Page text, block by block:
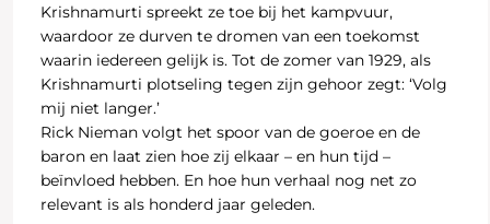
Krishnamurti spreekt ze toe bij het kampvuur,
waardoor ze durven te dromen van een toekomst
waarin iedereen gelijk is. Tot de zomer van 1929, als
Krishnamurti plotseling tegen zijn gehoor zegt: ‘Volg
mij niet langer.’
Rick Nieman volgt het spoor van de goeroe en de
baron en laat zien hoe zij elkaar – en hun tijd –
beïnvloed hebben. En hoe hun verhaal nog net zo
relevant is als honderd jaar geleden.